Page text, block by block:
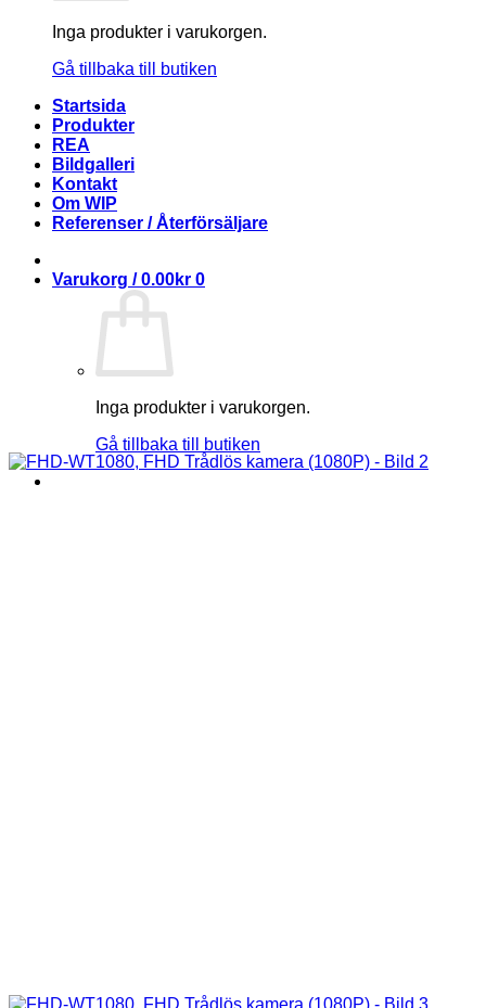
Inga produkter i varukorgen.
Gå tillbaka till butiken
Startsida
Produkter
REA
Bildgalleri
Kontakt
Om WIP
Referenser / Återförsäljare
Varukorg /0.00kr 0
Inga produkter i varukorgen.
Gå tillbaka till butiken